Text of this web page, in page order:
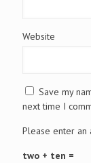
Website
Save my
next time I
Please enter an
two + ten =